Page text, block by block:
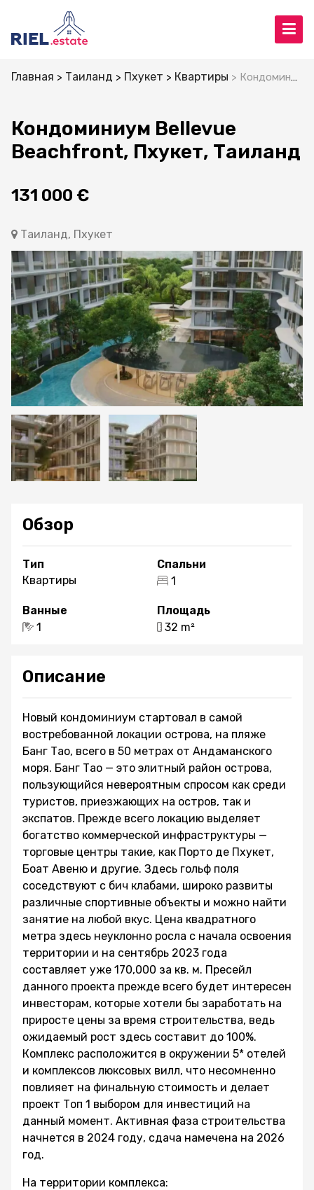
Главная Таиланд Пхукет Квартиры Кондоминиум Bellevue Beachfront, Пхукет, Таиланд
Кондоминиум Bellevue
Beachfront, Пхукет, Таиланд
131 000 €
Таиланд, Пхукет
Обзор
Тип
Квартиры
Спальни
1
Ванные
1
Площадь
32 m²
Описание
Новый кондоминиум стартовал в самой
востребованной локации острова, на пляже
Банг Тао, всего в 50 метрах от Андаманского
моря. Банг Тао — это элитный район острова,
пользующийся невероятным спросом как среди
туристов, приезжающих на остров, так и
экспатов. Прежде всего локацию выделяет
богатство коммерческой инфраструктуры —
торговые центры такие, как Порто де Пхукет,
Боат Авеню и другие. Здесь гольф поля
соседствуют с бич клабами, широко развиты
различные спортивные объекты и можно найти
занятие на любой вкус. Цена квадратного
метра здесь неуклонно росла с начала освоения
территории и на сентябрь 2023 года
составляет уже 170,000 за кв. м. Пресейл
данного проекта прежде всего будет интересен
инвесторам, которые хотели бы заработать на
приросте цены за время строительства, ведь
ожидаемый рост здесь составит до 100%.
Комплекс расположится в окружении 5* отелей
и комплексов люксовых вилл, что несомненно
повлияет на финальную стоимость и делает
проект Топ 1 выбором для инвестиций на
данный момент. Активная фаза строительства
начнется в 2024 году, сдача намечена на 2026
год.
На территории комплекса: